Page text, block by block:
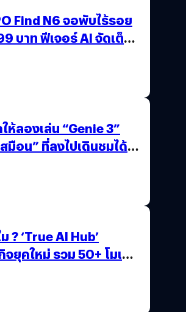
Find N6 จอพับไร้รอย
บาท ฟีเจอร์ AI จัดเต็ม
ห้ลองเล่น “Genie 3”
มือน” ที่ลงไปเดินชมได้
? ‘True AI Hub’
ยุคใหม่ รวม 50+ โมเดล